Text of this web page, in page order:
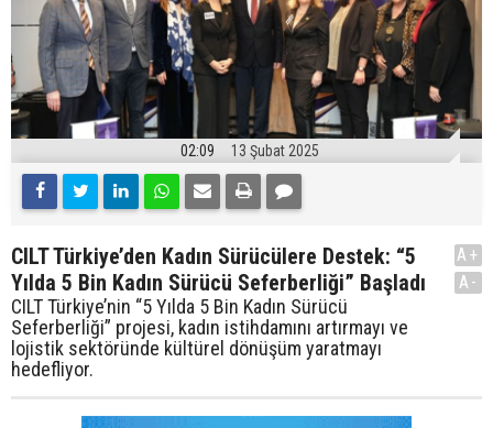
02:09 13 Şubat 2025
CILT Türkiye’den Kadın Sürücülere Destek: “5
Yılda 5 Bin Kadın Sürücü Seferberliği” Başladı
CILT Türkiye’nin “5 Yılda 5 Bin Kadın Sürücü
Seferberliği” projesi, kadın istihdamını artırmayı ve
lojistik sektöründe kültürel dönüşüm yaratmayı
hedefliyor.
A+
A-